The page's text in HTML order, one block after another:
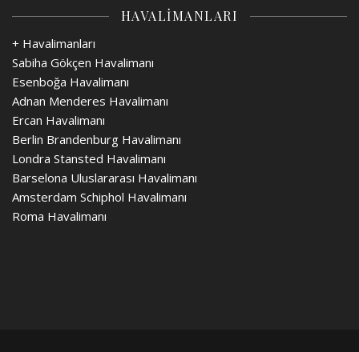
HAVALİMANLARI
+ Havalimanları
Sabiha Gökçen Havalimanı
Esenboğa Havalimanı
Adnan Menderes Havalimanı
Ercan Havalimanı
Berlin Brandenburg Havalimanı
Londra Stansted Havalimanı
Barselona Uluslararası Havalimanı
Amsterdam Schiphol Havalimanı
Roma Havalimanı